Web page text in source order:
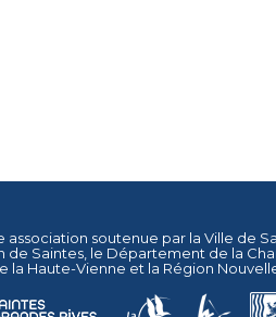
association soutenue par la Ville de
de Saintes , le Département de la
la Haute-Vienne et la Région